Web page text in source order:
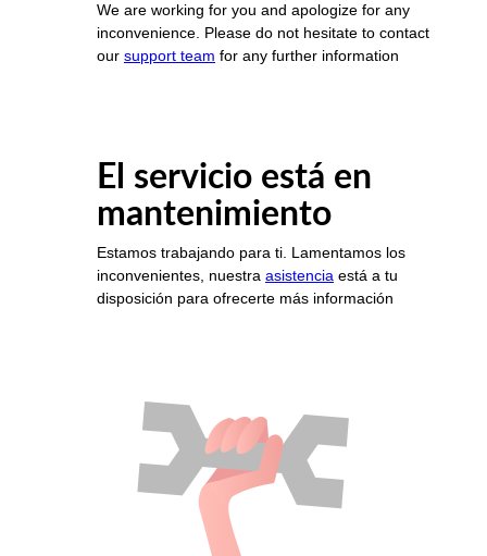
We are working for you and apologize for any
inconvenience. Please do not hesitate to contact
our support team for any further information
El servicio está en
mantenimiento
Estamos trabajando para ti. Lamentamos los
inconvenientes, nuestra asistencia está a tu
disposición para ofrecerte más información